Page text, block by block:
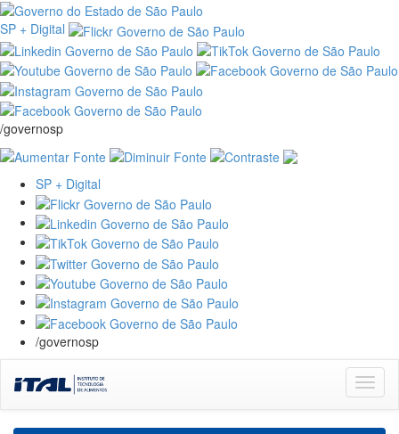
SP + Digital
/governosp
SP + Digital
/governosp
navigation